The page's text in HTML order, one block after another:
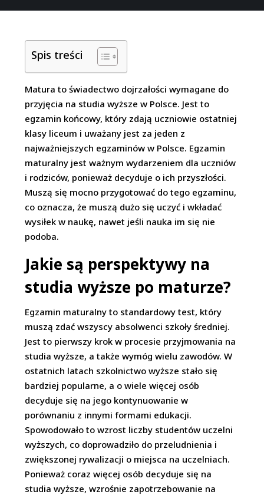
Spis treści
Matura to świadectwo dojrzałości wymagane do
przyjęcia na studia wyższe w Polsce. Jest to
egzamin końcowy, który zdają uczniowie ostatniej
klasy liceum i uważany jest za jeden z
najważniejszych egzaminów w Polsce. Egzamin
maturalny jest ważnym wydarzeniem dla uczniów
i rodziców, ponieważ decyduje o ich przyszłości.
Muszą się mocno przygotować do tego egzaminu,
co oznacza, że muszą dużo się uczyć i wkładać
wysiłek w naukę, nawet jeśli nauka im się nie
podoba.
Jakie są perspektywy na
studia wyższe po maturze?
Egzamin maturalny to standardowy test, który
muszą zdać wszyscy absolwenci szkoły średniej.
Jest to pierwszy krok w procesie przyjmowania na
studia wyższe, a także wymóg wielu zawodów. W
ostatnich latach szkolnictwo wyższe stało się
bardziej popularne, a o wiele więcej osób
decyduje się na jego kontynuowanie w
porównaniu z innymi formami edukacji.
Spowodowało to wzrost liczby studentów uczelni
wyższych, co doprowadziło do przeludnienia i
zwiększonej rywalizacji o miejsca na uczelniach.
Ponieważ coraz więcej osób decyduje się na
studia wyższe, wzrośnie zapotrzebowanie na